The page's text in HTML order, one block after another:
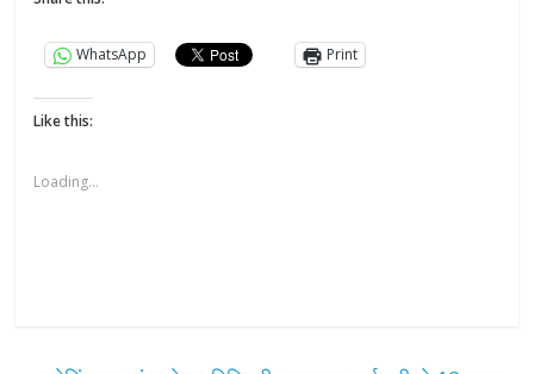
WhatsApp Print
Like this:
Loading...